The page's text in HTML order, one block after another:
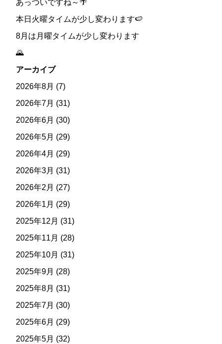
あっついですね～🌴
本日火曜タイムが少し変わります🍉
8月は月曜タイムが少し変わります
🌄
アーカイブ
2026年8月 (7)
2026年7月 (31)
2026年6月 (30)
2026年5月 (29)
2026年4月 (29)
2026年3月 (31)
2026年2月 (27)
2026年1月 (29)
2025年12月 (31)
2025年11月 (28)
2025年10月 (31)
2025年9月 (28)
2025年8月 (31)
2025年7月 (30)
2025年6月 (29)
2025年5月 (32)